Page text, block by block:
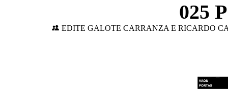
025
EDITE GALOTE CARRANZA E RICARDO